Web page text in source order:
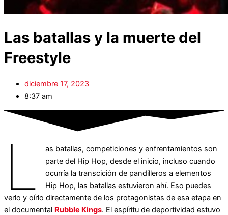
Las batallas y la muerte del
Freestyle
diciembre 17, 2023
8:37 am
L
as batallas, competiciones y enfrentamientos son
parte del Hip Hop, desde el inicio, incluso cuando
ocurría la transcición de pandilleros a elementos
Hip Hop, las batallas estuvieron ahí. Eso puedes
verlo y oírlo directamente de los protagonistas de esa etapa en
el documental Rubble Kings. El espíritu de deportividad estuvo